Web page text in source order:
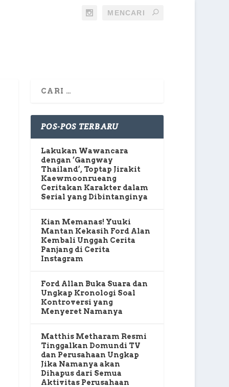
POS-POS TERBARU
Lakukan Wawancara
dengan ‘Gangway
Thailand’, Toptap Jirakit
Kaewmoonrueang
Ceritakan Karakter dalam
Serial yang Dibintanginya
Kian Memanas! Yuuki
Mantan Kekasih Ford Alan
Kembali Unggah Cerita
Panjang di Cerita
Instagram
Ford Allan Buka Suara dan
Ungkap Kronologi Soal
Kontroversi yang
Menyeret Namanya
Matthis Metharam Resmi
Tinggalkan Domundi TV
dan Perusahaan Ungkap
Jika Namanya akan
Dihapus dari Semua
Aktivitas Perusahaan